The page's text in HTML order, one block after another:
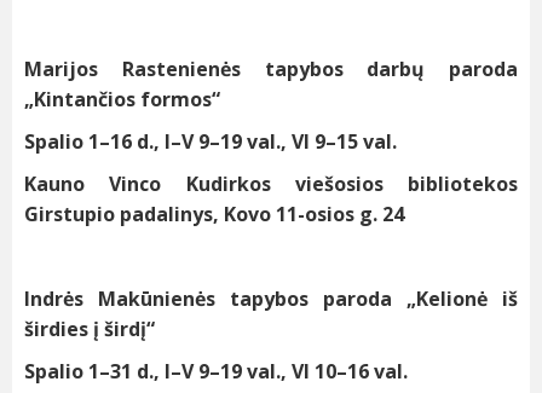
Marijos Rastenienės tapybos darbų paroda
„Kintančios formos“
Spalio 1–16 d., I–V 9–19 val., VI 9–15 val.
Kauno Vinco Kudirkos viešosios bibliotekos
Girstupio padalinys, Kovo 11-osios g. 24
Indrės Makūnienės tapybos paroda „Kelionė iš
širdies į širdį“
Spalio 1–31 d., I–V 9–19 val., VI 10–16 val.